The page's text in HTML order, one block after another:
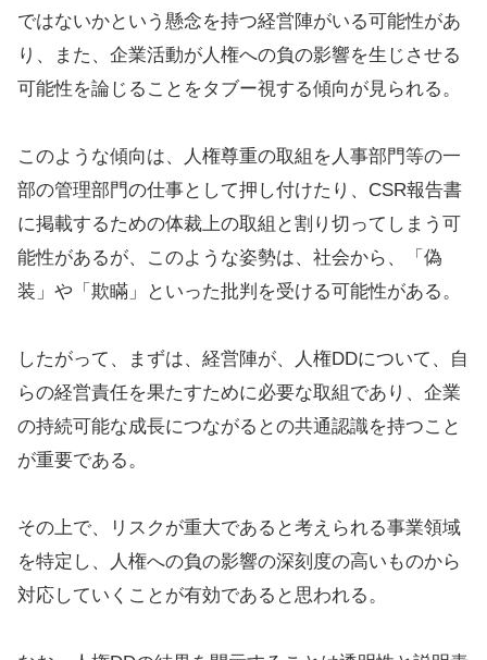
ではないかという懸念を持つ経営陣がいる可能性があ
り、また、企業活動が人権への負の影響を生じさせる
可能性を論じることをタブー視する傾向が見られる。
このような傾向は、人権尊重の取組を人事部門等の一
部の管理部門の仕事として押し付けたり、CSR報告書
に掲載するための体裁上の取組と割り切ってしまう可
能性があるが、このような姿勢は、社会から、「偽
装」や「欺瞞」といった批判を受ける可能性がある。
したがって、まずは、経営陣が、人権DDについて、自
らの経営責任を果たすために必要な取組であり、企業
の持続可能な成長につながるとの共通認識を持つこと
が重要である。
その上で、リスクが重大であると考えられる事業領域
を特定し、人権への負の影響の深刻度の高いものから
対応していくことが有効であると思われる。